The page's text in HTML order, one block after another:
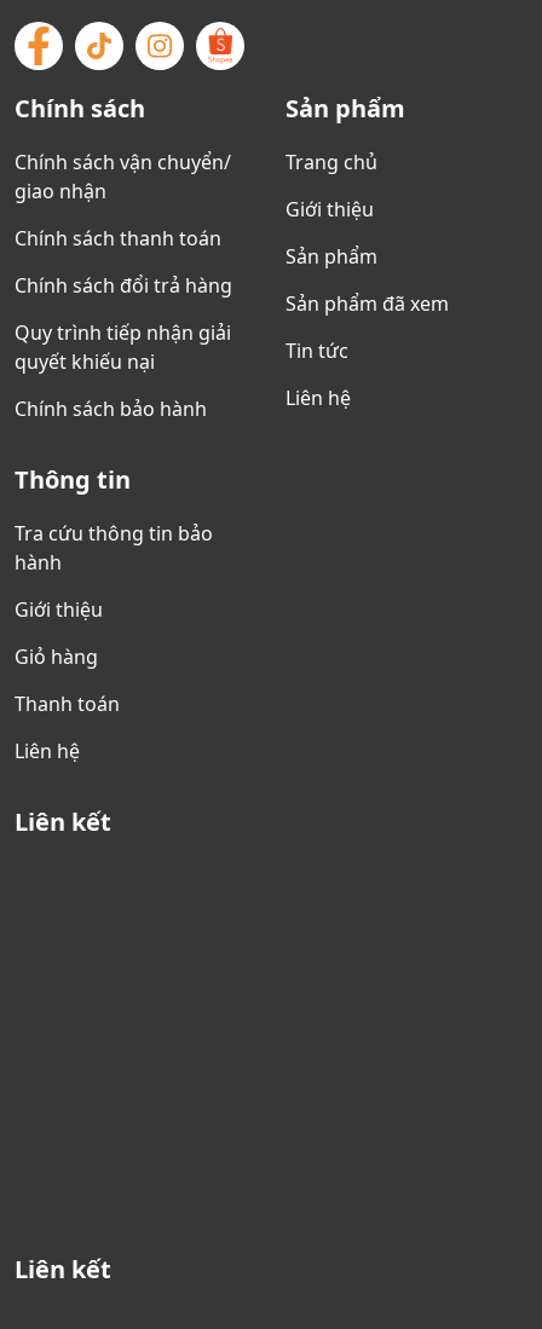
Chính sách
Chính sách vận chuyển/
giao nhận
Chính sách thanh toán
Chính sách đổi trả hàng
Quy trình tiếp nhận giải
quyết khiếu nại
Chính sách bảo hành
Sản phẩm
Trang chủ
Giới thiệu
Sản phẩm
Sản phẩm đã xem
Tin tức
Liên hệ
Thông tin
Tra cứu thông tin bảo
hành
Giới thiệu
Giỏ hàng
Thanh toán
Liên hệ
Liên kết
Liên kết